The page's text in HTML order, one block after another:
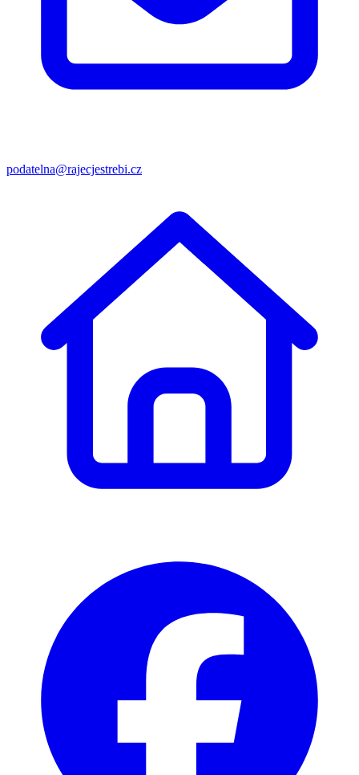
podatelna@rajecjestrebi.cz